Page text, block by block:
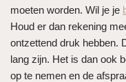
moeten worden. Wil je je
Houd er dan rekening
ontzettend druk hebben.
lang zijn. Het is dan ook
op te nemen en de